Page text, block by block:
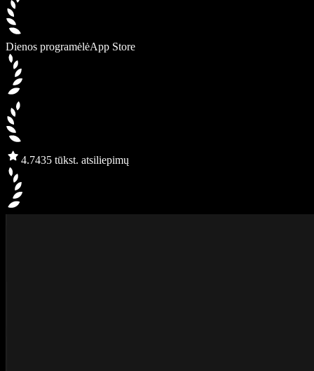
Dienos programėlėApp Store
4.7435 tūkst. atsiliepimų